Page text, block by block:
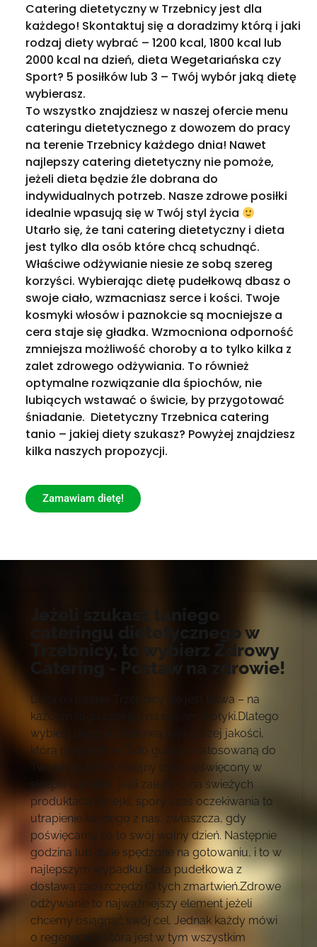
Catering dietetyczny w Trzebnicy jest dla
każdego! Skontaktuj się a doradzimy którą i jaki
rodzaj diety wybrać – 1200 kcal, 1800 kcal lub
2000 kcal na dzień, dieta Wegetariańska czy
Sport? 5 posiłków lub 3 – Twój wybór jaką dietę
wybierasz.
To wszystko znajdziesz w naszej ofercie menu
cateringu dietetycznego z dowozem do pracy
na terenie Trzebnicy każdego dnia! Nawet
najlepszy catering dietetyczny nie pomoże,
jeżeli dieta będzie źle dobrana do
indywidualnych potrzeb. Nasze zdrowe posiłki
idealnie wpasują się w Twój styl życia
Utarło się, że tani catering dietetyczny i dieta
jest tylko dla osób które chcą schudnąć.
Właściwe odżywianie niesie ze sobą szereg
korzyści. Wybierając dietę pudełkową dbasz o
swoje ciało, wzmacniasz serce i kości. Twoje
kosmyki włosów i paznokcie są mocniejsze a
cera staje się gładka. Wzmocniona odporność
zmniejsza możliwość choroby a to tylko kilka z
zalet zdrowego odżywiania. To również
optymalne rozwiązanie dla śpiochów, nie
lubiących wstawać o świcie, by przygotować
śniadanie. Dietetyczny Trzebnica catering
tanio – jakiej diety szukasz? Powyżej znajdziesz
kilka naszych propozycji.
Zamawiam dietę!
cateringu dietetycznego w
Trzebnicy, to wybierz Zdrowy
Catering - Postaw na zdrowie!
Dieta na terenie Trzebnicy nie jest łatwa – na
każdym rogu czekają na nas smakołyki.Dlatego
wybierz dietę pudełkową najwyższej jakości,
która przypadnie Ci do gustu, dostosowaną do
Twoich potrzeb! Kolejny czas poświęcony w
sklepie lub kilku, jeśli zależy Ci na świeżych
produktach. Kolejki, spory czas oczekiwania to
utrapienie każdego z nas, zwłaszcza, gdy
poświęcamy na to swój wolny dzień. Następnie
godzina lub dwie spędzone na gotowaniu, i to w
najlepszym wypadku Dieta pudełkowa z
dostawą zaoszczędzi Ci tych zmartwień.Zdrowe
odżywianie to najważniejszy element jeżeli
chcemy osiągnąć swój cel. Jednak każdy mówi
o regeneracji, która jest w tym wszystkim